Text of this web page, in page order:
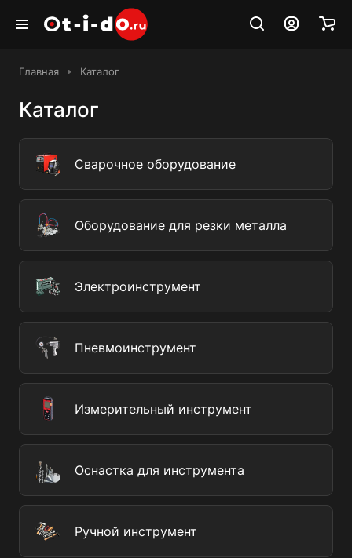
Главная Каталог
Каталог
Сварочное оборудование
Оборудование для резки металла
Электроинструмент
Пневмоинструмент
Измерительный инструмент
Оснастка для инструмента
Ручной инструмент